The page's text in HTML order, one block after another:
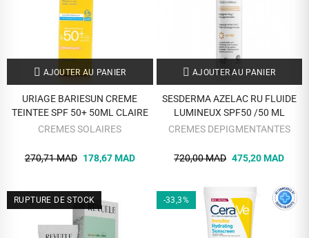
AJOUTER AU PANIER
URIAGE BARIESUN CREME
TEINTEE SPF 50+ 50ML CLAIRE
CREMES SOLAIRES
270,71 MAD 178,67 MAD
AJOUTER AU PANIER
SESDERMA AZELAC RU FLUIDE
LUMINEUX SPF50 /50 ML
CREMES DEPIGMENTANTES
720,00 MAD 475,20 MAD
RUPTURE DE STOCK -33,3%